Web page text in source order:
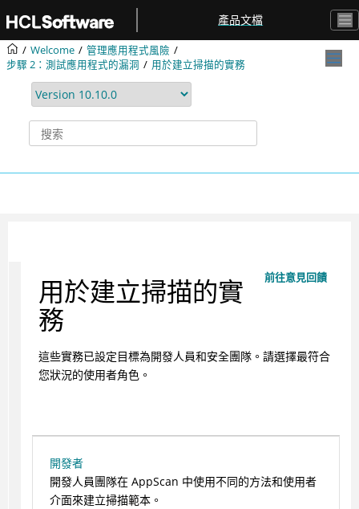
產品文檔
Welcome
管理應用程式風險
步驟 2：測試應用程式的漏洞
用於建立掃描的實務
前往意見回饋
用於建立掃描的實
務
這些實務已設定目標為開發人員和安全團隊。請選擇最符合
您狀況的使用者角色。
開發者
開發人員團隊在 AppScan 中使用不同的方法和使用者
介面來建立掃描範本。